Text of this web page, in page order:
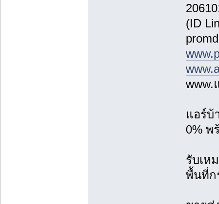
(ID
www.
แอร์บ้
0% พ
รับเห
พื้นที่ก